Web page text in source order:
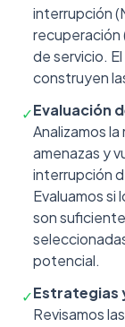
interrupción
recuperación
de servicio.
construyen
✓Evaluación
Analizamos
amenazas y
interrupción
Evaluamos si
son
potencial.
✓Estrategias
Revisamos